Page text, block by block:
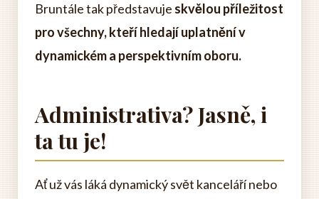
Bruntále tak představuje skvělou příležitost
pro všechny, kteří hledají uplatnění v
dynamickém a perspektivním oboru.
Administrativa? Jasně, i
ta tu je!
Ať už vás láká dynamický svět kanceláří nebo